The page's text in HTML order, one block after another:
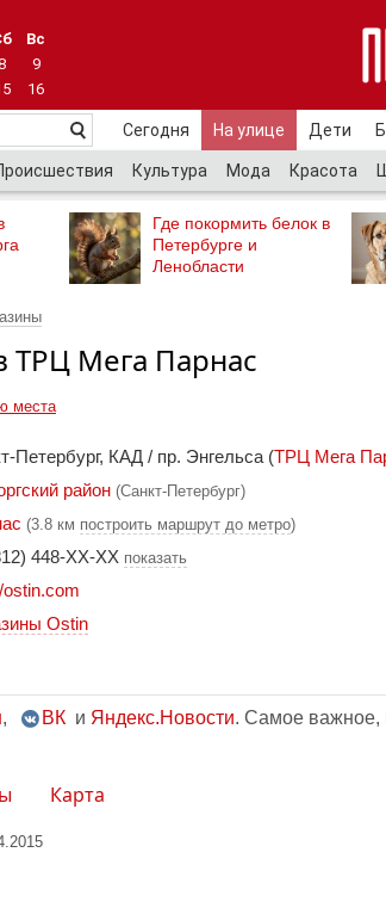
Вс
9
16
Сегодня На улице Дети
Культура Мода Красота
Где покормить белок в
Петербурге и
Ленобласти
ТРЦ Мега Парнас
места
Петербург, КАД / пр. Энгельса (ТРЦ Мега
район (Санкт-Петербург)
(3.8 км построить маршрут до метро)
448-XX-XX показать
ostin.com
Ostin
, ВК и Яндекс.Новости. Самое важное,
Карта